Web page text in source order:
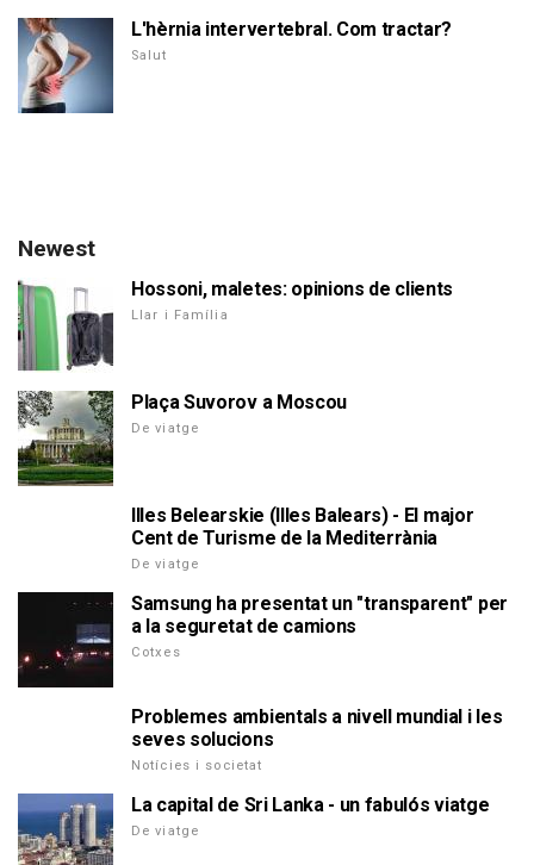
L'hèrnia intervertebral. Com tractar?
Salut
Newest
Hossoni, maletes: opinions de clients
Llar i Família
Plaça Suvorov a Moscou
De viatge
Illes Belearskie (Illes Balears) - El major
Cent de Turisme de la Mediterrània
De viatge
Samsung ha presentat un "transparent" per
a la seguretat de camions
Cotxes
Problemes ambientals a nivell mundial i les
seves solucions
Notícies i societat
La capital de Sri Lanka - un fabulós viatge
De viatge